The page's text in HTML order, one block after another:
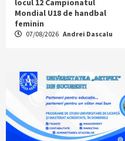
locul 12 Campionatul
Mondial U18 de handbal
feminin
07/08/2026 Andrei Dascalu